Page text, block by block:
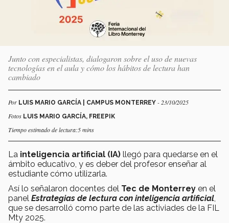
Junto con especialistas, dialogaron sobre el uso de nuevas
tecnologías en el aula y cómo los hábitos de lectura han
cambiado
Por LUIS MARIO GARCÍA | CAMPUS MONTERREY - 23/10/2025
Fotos LUIS MARIO GARCÍA, FREEPIK
Tiempo estimado de lectura:5 mins
La inteligencia artificial (IA) llegó para quedarse en el
ámbito educativo, y es deber del profesor enseñar al
estudiante cómo utilizarla.
Así lo señalaron docentes del Tec de Monterrey en el
panel Estrategias de lectura con inteligencia artificial
que se desarrolló como parte de las activiades de la FIL
Mty 2025.